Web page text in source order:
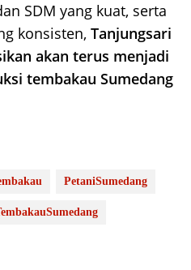
SDM yang kuat, serta
konsisten, Tanjungsari
akan terus menjadi
tembakau Sumedang
PetaniSumedang